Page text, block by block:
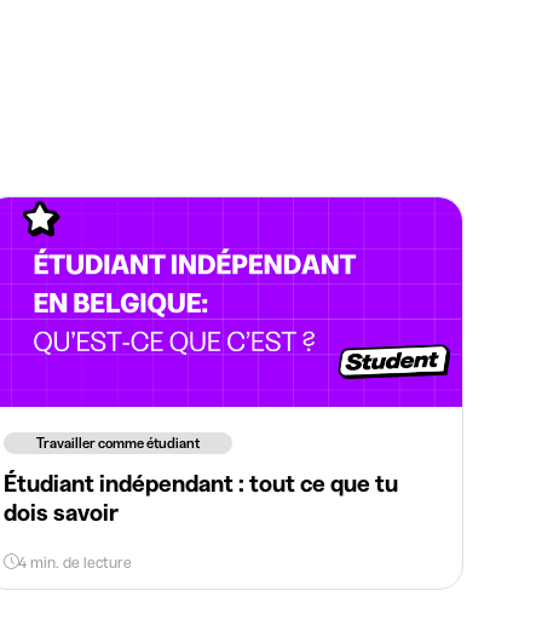
Travailler comme étudiant
Étudiant indépendant : tout ce que tu
dois savoir
4 min. de lecture